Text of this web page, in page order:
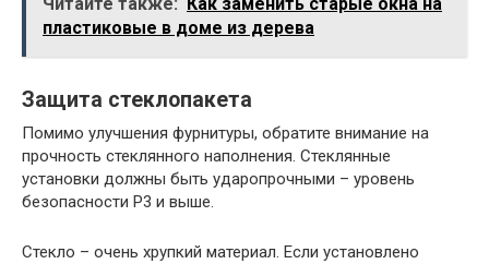
пластиковые в доме из дерева
Защита стеклопакета
Помимо улучшения фурнитуры, обратите внимание на
прочность стеклянного наполнения. Стеклянные
установки должны быть ударопрочными – уровень
безопасности Р3 и выше.
Стекло – очень хрупкий материал. Если установлено